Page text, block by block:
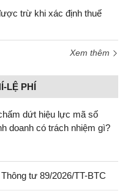
trừ khi xác định thuế
Xem thêm
LỆ PHÍ
dứt hiệu lực mã số
doanh có trách nhiệm gì?
tư 89/2026/TT-BTC